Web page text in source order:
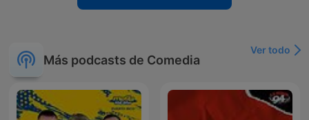
Más podcasts de Comedia
Ver todo